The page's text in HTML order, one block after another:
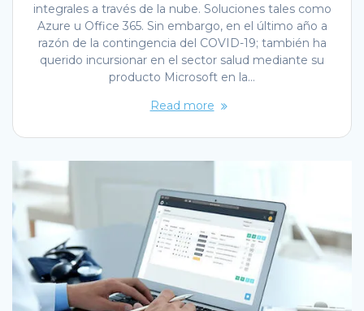
integrales a través de la nube. Soluciones tales como
Azure u Office 365. Sin embargo, en el último año a
razón de la contingencia del COVID-19; también ha
querido incursionar en el sector salud mediante su
producto Microsoft en la…
Read more